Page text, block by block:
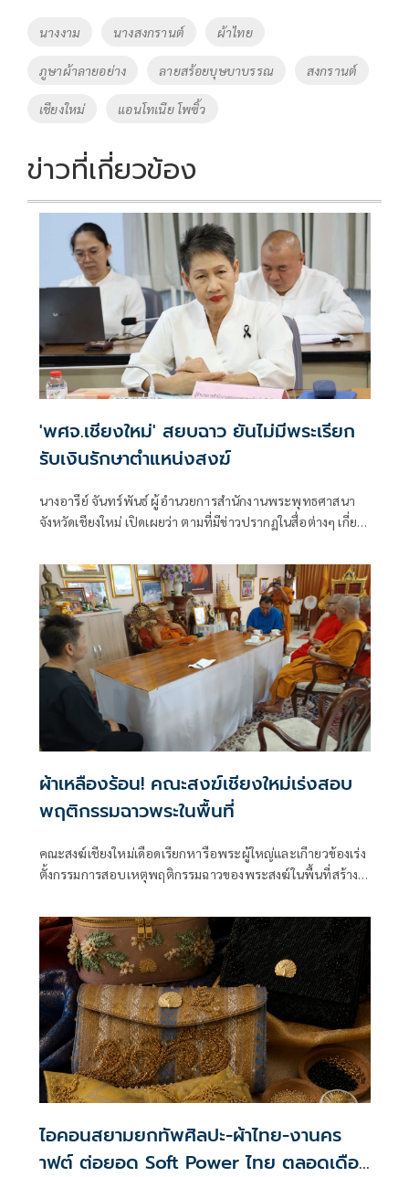
o
o
k
Li
Tags
นางงาม นางสงกรานต์ ผ้าไทย
ภูษาผ้าลายอย่าง ลายสร้อยบุษบาบรรณ สงกรานต์
เชียงใหม่ แอนโทเนีย โพซิ้ว
ข่าวที่เกี่ยวข้อง
'พศจ.เชียงใหม่' สยบฉาว ยันไม่มีพระเรียก
รับเงินรักษาตำแหน่งสงฆ์
นางอารีย์ จันทร์พันธ์ ผู้อำนวยการสำนักงานพระพุทธศาสนา
จังหวัดเชียงใหม่ เปิดเผยว่า ตามที่มีข่าวปรากฏในสื่อต่างๆ เกี่ยว
ตำแหน่งสำคัญทางสงฆ์
ผ้าเหลืองร้อน! คณะสงฆ์เชียงใหม่เร่งสอบ
พฤติกรรมฉาวพระในพื้นที่
คณะสงฆ์เชียงใหม่เดือดเรียกหารือพระผู้ใหญ่และเกีายวข้องเร่ง
ตั้งกรรมการสอบเหตุพฤติกรรมฉาวของพระสงฆ์ในพื้นที่สร้าง
โดยเร็ว
ไอคอนสยามยกทัพศิลปะ-ผ้าไทย-งานคร
าฟต์ ต่อยอด Soft Power ไทย ตลอดเดือน